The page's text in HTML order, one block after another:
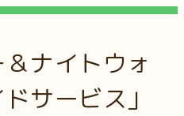
＆ナイトウォ
サービス」